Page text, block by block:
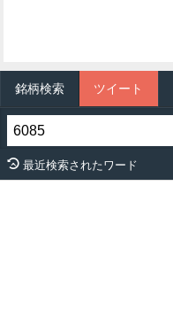
銘柄検索 ツイート
最近検索されたワード